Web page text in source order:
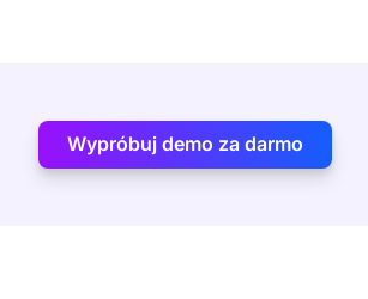
Wypróbuj demo za darmo